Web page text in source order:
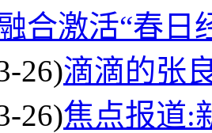
合激活“春日
26)滴滴的张
26)焦点报道: